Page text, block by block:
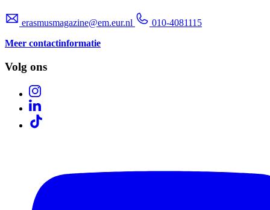
erasmusmagazine@em.eur.nl
010-4081115
Meer contactinformatie
Volg ons